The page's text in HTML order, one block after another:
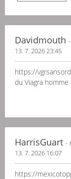
Davidmouth
13. 7. 2026 23:45
https://
du Viagra homme
HarrisGuart -
13. 7. 2026 16:07
https://